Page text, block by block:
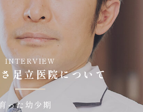
INTERVIEW
足立医院について
った幼少期